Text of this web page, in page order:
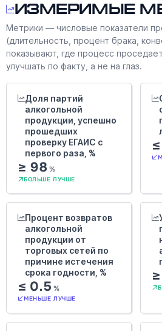
Измеримые
Метрики — числовые показатели
(длительность, процент брака,
показывают, где процесс
улучшать по факту, а не на глаз.
Доля партий
алкогольной
продукции, успешно
прошедших
проверку ЕГАИС с
первого раза, %
≥ 98 %
БОЛЬШЕ ЛУЧШЕ
Процент возвратов
алкогольной
продукции от
торговых сетей по
причине истечения
срока годности, %
≤ 0.5 %
МЕНЬШЕ ЛУЧШЕ